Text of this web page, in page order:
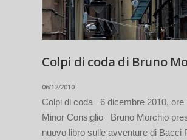
Colpi di coda di Bruno
06/12/2010
Colpi di coda 6 dicembre 2010, ore
Minor Consiglio Bruno Morchio
nuovo libro sulle avventure di Bacci